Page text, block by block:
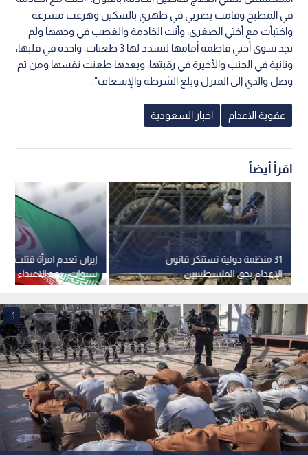
في المطبخ وقامت بضربي في ظهري بالسكين وهرعت مسرعة
واختبأت مع أختي الصغرى، وأتت الخادمة والغضب في وجهها ولم
تجد سوى أختي فاطمة أمامها لتسدد لها 3 طعنات، واحدة في قلبها،
وثانية في الجنب والأخيرة في رقبتها، وبعدها طعنت نفسها ومن ثم
وصل والدي إلى المنزل وبلغ الشرطة والإسعاف".
عقوبة الاعدام اخبار السعودية
اقرأ أيضاً
سنوات.. بعد الاعتداء
31 منظمة دولية تستنكر قانون
الإعدام بحق الفلسطينيين
1